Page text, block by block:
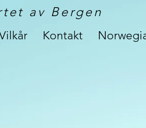
av Bergen
Kontakt